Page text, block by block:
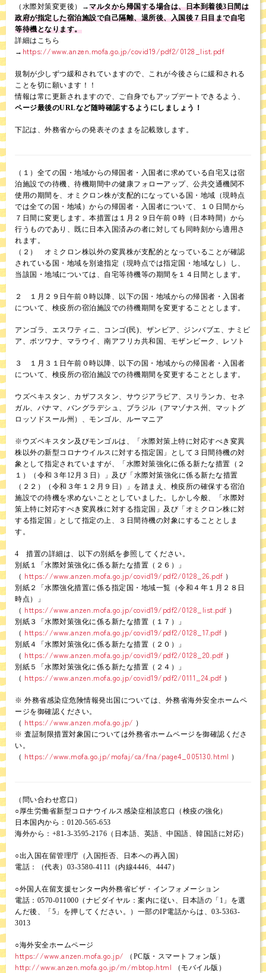
（水際対策変更後）→マルタから帰国する場合は、日本到着後3日間は
政府が指定した宿泊施設で自己隔離、退所後、入国後７日目まで自宅
等待機となります。
詳細はこちら
→ https://www.anzen.mofa.go.jp/covid19/pdf2/0128_list.pdf
規制が少しずつ緩和されていますので、これが今後さらに緩和される
ことを切に願います！！
情報は常に更新されますので、ご自身でもアップデートできるよう、
ページ最後のURLなど随時確認するようにしましょう！
下記は、外務省からの発表そのままを記載致します。
（１）全ての国・地域からの帰国者・入国者に求めている自宅又は宿
泊施設での待機、待機期間中の健康フォローアップ、公共交通機関不
使用の期間を、オミクロン株が支配的になっている国・地域（現時点
では全ての国・地域）からの帰国者・入国者について、１０日間から
７日間に変更します。本措置は１月２９日午前０時（日本時間）から
行うものであり、既に日本入国済みの者に対しても同時刻から適用さ
れます。
（２） オミクロン株以外の変異株が支配的となっていることが確認
されている国・地域を別途指定（現時点では指定国・地域なし）し、
当該国・地域については、自宅等待機等の期間を１４日間とします。
２ １月２９日午前０時以降、以下の国・地域からの帰国者・入国者
について、検疫所の宿泊施設での待機期間を変更することとします。
アンゴラ、エスワティニ、コンゴ(民)、ザンビア、ジンバブエ、ナミビ
ア、ボツワナ、マラウイ、南アフリカ共和国、モザンビーク、レソト
３ １月３１日午前０時以降、以下の国・地域からの帰国者・入国者
について、検疫所の宿泊施設での待機期間を変更することとします。
ウズベキスタン、カザフスタン、サウジアラビア、スリランカ、セネ
ガル、パナマ、バングラデシュ、ブラジル（アマゾナス州、マットグ
ロッソドスール州）、モンゴル、ルーマニア
※ウズベキスタン及びモンゴルは、「水際対策上特に対応すべき変異
株以外の新型コロナウイルスに対する指定国」として３日間待機の対
象として指定されていますが、「水際対策強化に係る新たな措置（２
１）（令和３年12月３日）」及び「水際対策強化に係る新たな措置
（２２）（令和３年１２月９日）」を踏まえ、検疫所の確保する宿泊
施設での待機を求めないこととしていました。しかし今般、「水際対
策上特に対応すべき変異株に対する指定国」及び「オミクロン株に対
する指定国」として指定の上、３日間待機の対象にすることとしま
す。
4 措置の詳細は、以下の別紙を参照してください。
別紙１「水際対策強化に係る新たな措置（２６）」
（ https://www.anzen.mofa.go.jp/covid19/pdf2/0128_26.pdf ）
別紙２「水際強化措置に係る指定国・地域一覧（令和４年１月２８日
時点）」
（ https://www.anzen.mofa.go.jp/covid19/pdf2/0128_list.pdf ）
別紙３「水際対策強化に係る新たな措置（１７）」
（ https://www.anzen.mofa.go.jp/covid19/pdf2/0128_17.pdf ）
別紙４「水際対策強化に係る新たな措置（２０）」
（ https://www.anzen.mofa.go.jp/covid19/pdf2/0128_20.pdf ）
別紙５「水際対策強化に係る新たな措置（２４）」
（ https://www.anzen.mofa.go.jp/covid19/pdf2/0111_24.pdf ）
※ 外務省感染症危険情報発出国については、外務省海外安全ホームペ
ージを御確認ください。
（ https://www.anzen.mofa.go.jp/ ）
※ 査証制限措置対象国については外務省ホームページを御確認くださ
い。
（ https://www.mofa.go.jp/mofaj/ca/fna/page4_005130.html ）
（問い合わせ窓口）
○厚生労働省新型コロナウイルス感染症相談窓口（検疫の強化）
日本国内から：0120-565-653
海外から：+81-3-3595-2176（日本語、英語、中国語、韓国語に対応）
○出入国在留管理庁（入国拒否、日本への再入国）
電話：（代表）03-3580-4111（内線4446、4447）
○外国人在留支援センター内外務省ビザ・インフォメーション
電話：0570-011000（ナビダイヤル：案内に従い、日本語の「1」を選
んだ後、「5」を押してください。）一部のIP電話からは、03-5363-
3013
○海外安全ホームページ
https://www.anzen.mofa.go.jp/ （PC版・スマートフォン版）
http://www.anzen.mofa.go.jp/m/mbtop.html （モバイル版）